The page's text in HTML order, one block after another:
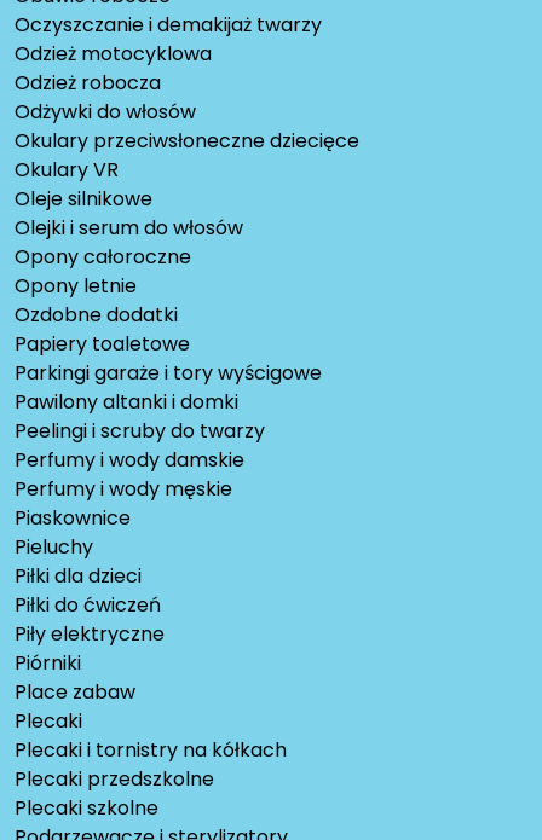
Oczyszczanie i demakijaż twarzy
Odzież motocyklowa
Odzież robocza
Odżywki do włosów
Okulary przeciwsłoneczne dziecięce
Okulary VR
Oleje silnikowe
Olejki i serum do włosów
Opony całoroczne
Opony letnie
Ozdobne dodatki
Papiery toaletowe
Parkingi garaże i tory wyścigowe
Pawilony altanki i domki
Peelingi i scruby do twarzy
Perfumy i wody damskie
Perfumy i wody męskie
Piaskownice
Pieluchy
Piłki dla dzieci
Piłki do ćwiczeń
Piły elektryczne
Piórniki
Place zabaw
Plecaki
Plecaki i tornistry na kółkach
Plecaki przedszkolne
Plecaki szkolne